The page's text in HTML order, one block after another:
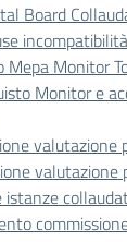
Board
incompatibilità
Mepa Monitor
Monitor e
istanze